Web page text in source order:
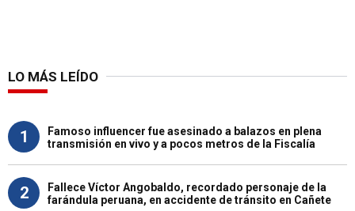
LO MÁS LEÍDO
1
Famoso influencer fue asesinado a balazos en plena
transmisión en vivo y a pocos metros de la Fiscalía
2
Fallece Víctor Angobaldo, recordado personaje de la
farándula peruana, en accidente de tránsito en Cañete